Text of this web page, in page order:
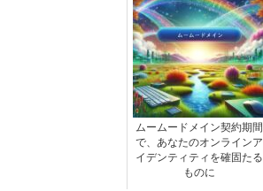
ムームードメイン契約期間
で、あなたのオンラインア
イデンティティを確固たる
ものに